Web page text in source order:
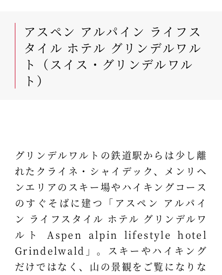
アスペン アルパイン ライフス
タイル ホテル グリンデルワル
ト（スイス・グリンデルワル
ト）
グリンデルワルトの鉄道駅からは少し離
れたクライネ・シャイデック、メンリヘ
ンエリアのスキー場やハイキングコース
のすぐそばに建つ「アスペン アルパイ
ン ライフスタイル ホテル グリンデルワ
ルト Aspen alpin lifestyle hotel
Grindelwald」。スキーやハイキング
だけではなく、山の景観をご覧になりな